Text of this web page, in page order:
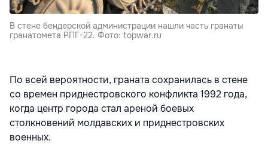
В стене бендерской администрации нашли часть гранаты
гранатомета РПГ-22. Фото: topwar.ru
По всей вероятности, граната сохранилась в стене
со времен приднестровского конфликта 1992 года,
когда центр города стал ареной боевых
столкновений молдавских и приднестровских
военных.